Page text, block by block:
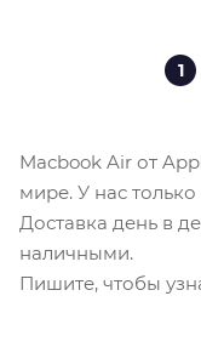
1
Macbook Air от
мире. У нас
Доставка день в
наличными.
Пишите, чтобы